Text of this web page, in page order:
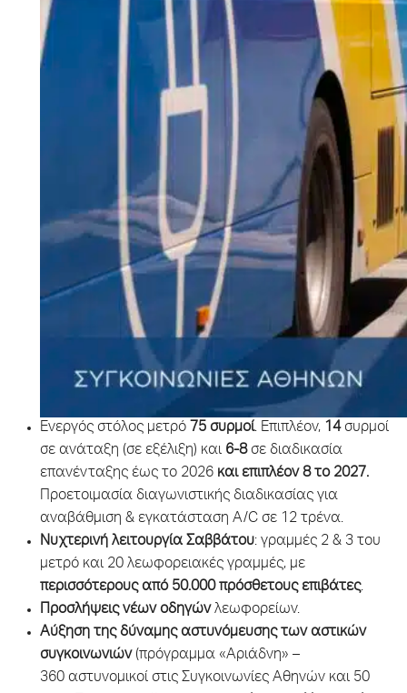
Ενεργός στόλος μετρό 75 συρμοί. Επιπλέον, 14συρμοί
σε ανάταξη (σε εξέλιξη) και 6-8σε διαδικασία
επανένταξης έως το 2026 και επιπλέον 8 το 2027.
Προετοιμασία διαγωνιστικής διαδικασίας για
αναβάθμιση & εγκατάσταση A/C σε 12 τρένα.
Νυχτερινή λειτουργία Σαββάτου: γραμμές 2 & 3 του
μετρό και 20 λεωφορειακές γραμμές, με
περισσότερους από 50.000 πρόσθετους επιβάτες.
Προσλήψεις νέων οδηγώνλεωφορείων.
Αύξηση της δύναμης αστυνόμευσης των αστικών
συγκοινωνιών(πρόγραμμα «Αριάδνη» –
360 αστυνομικοί στις Συγκοινωνίες Αθηνών και 50